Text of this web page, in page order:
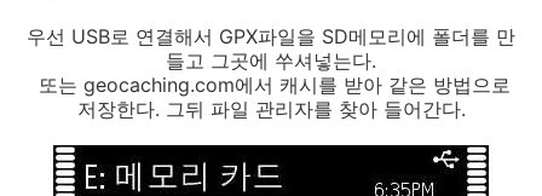
우선 USB로 연결해서 GPX파일을 SD메모리에 폴더를 만
들고 그곳에 쑤셔넣는다.
또는 geocaching.com에서 캐시를 받아 같은 방법으로
저장한다. 그뒤 파일 관리자를 찾아 들어간다.